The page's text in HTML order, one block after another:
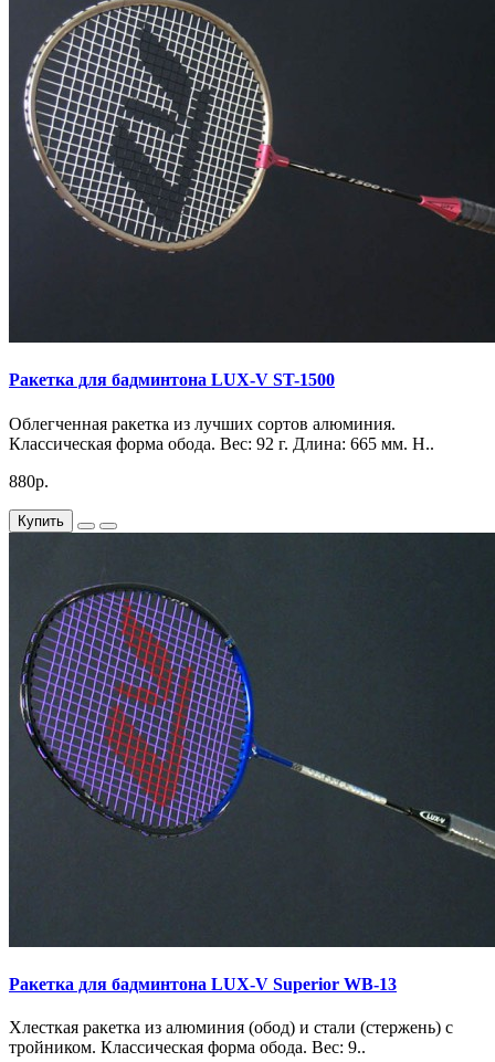
Ракетка для бадминтона LUX-V ST-1500
Облегченная ракетка из лучших сортов алюминия.
Классическая форма обода. Вес: 92 г. Длина: 665 мм. Н..
880р.
Купить
Ракетка для бадминтона LUX-V Superior WB-13
Хлесткая ракетка из алюминия (обод) и стали (стержень) с
тройником. Классическая форма обода. Вес: 9..